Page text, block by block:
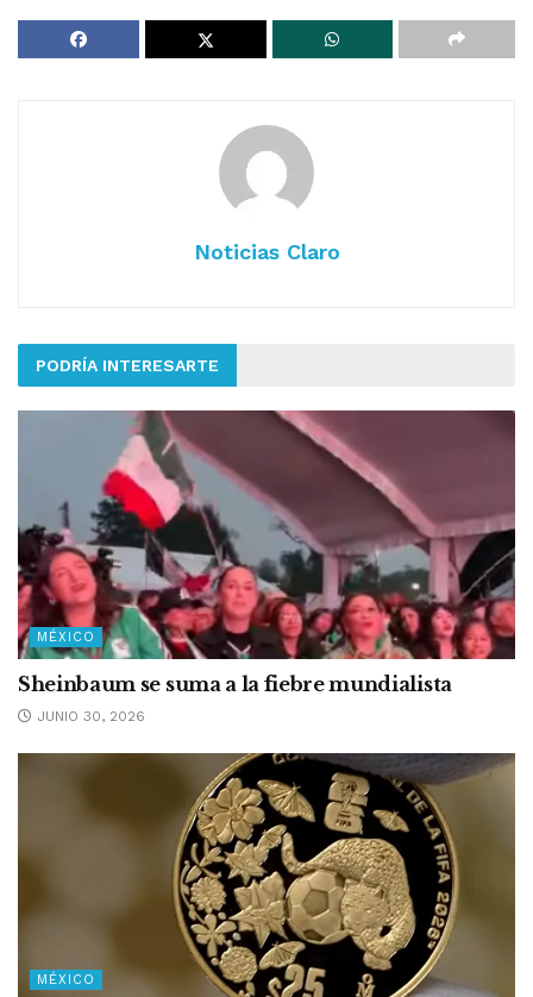
Noticias Claro
PODRÍA INTERESARTE
MÉXICO
Sheinbaum se suma a la fiebre mundialista
JUNIO 30, 2026
MÉXICO